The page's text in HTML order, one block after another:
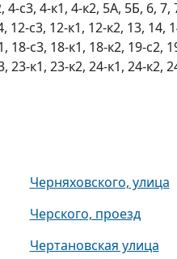
с3, 4-к1, 4-к2, 5А, 5Б, 6, 7,
12-с3, 12-к1, 12-к2, 13, 14,
18-с3, 18-к1, 18-к2, 19-с2,
23-к1, 23-к2, 24-к1, 24-к2,
Черняховского, улица
Черского, проезд
Чертановская улица